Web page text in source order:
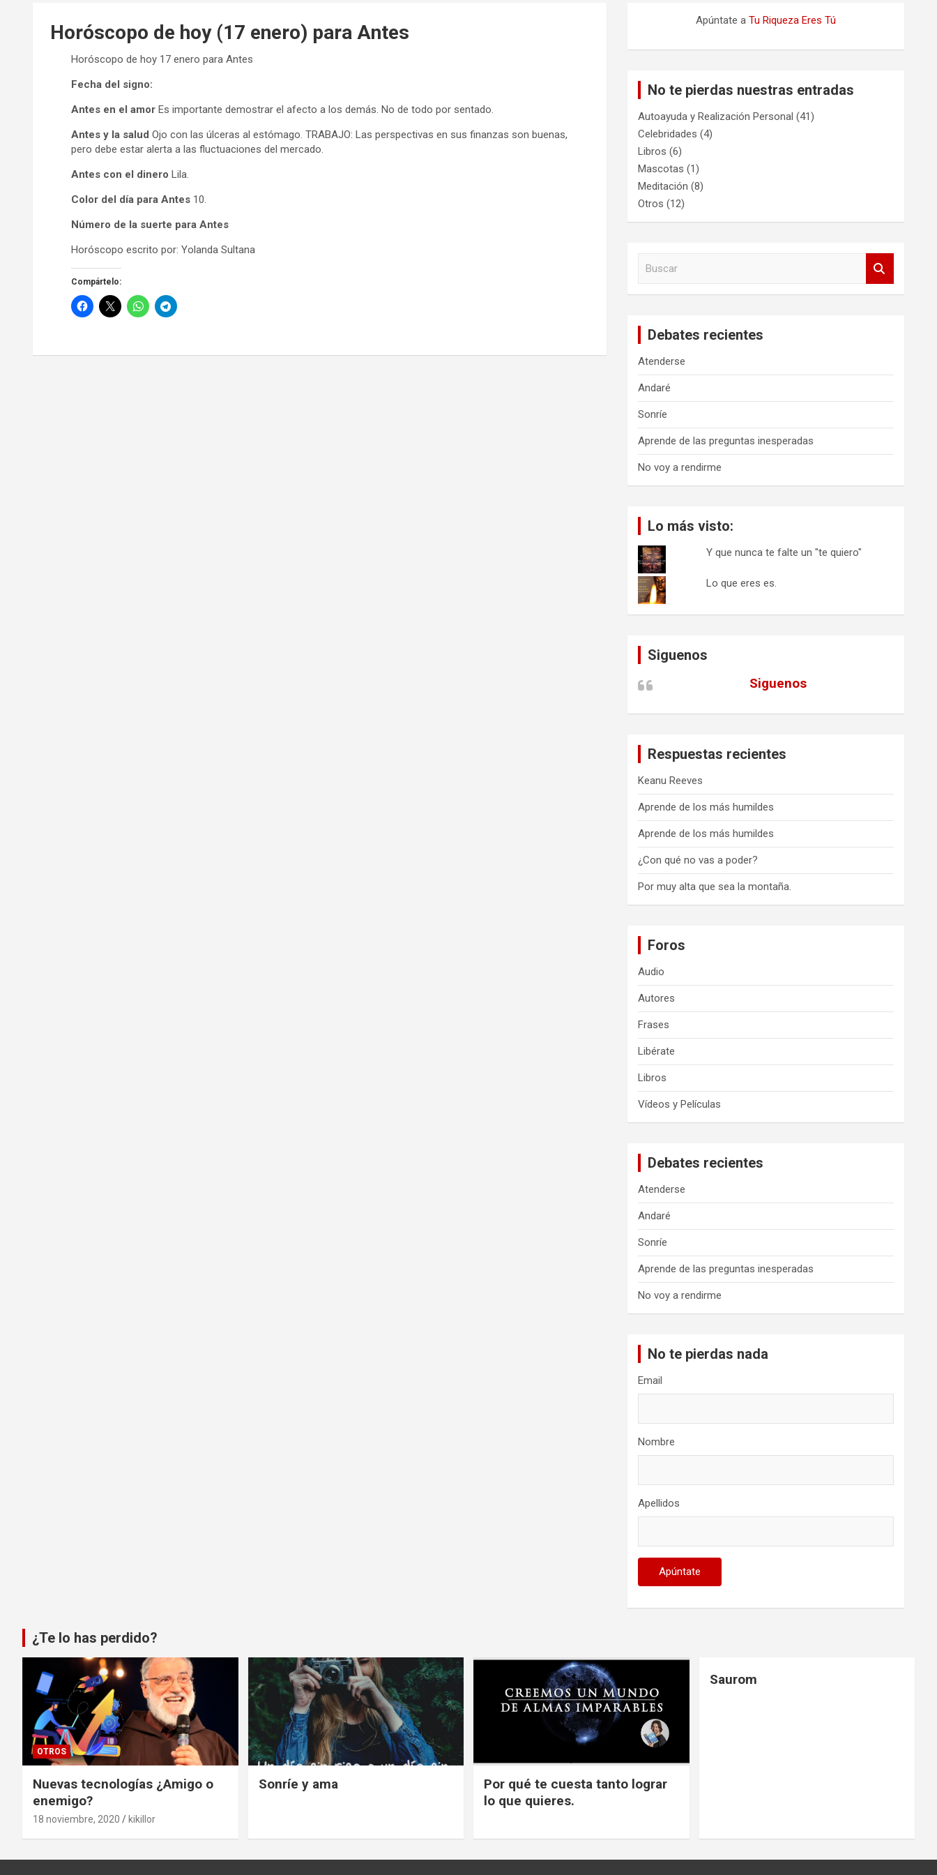
Horóscopo de hoy (17 enero) para Antes
Horóscopo de hoy 17 enero para Antes
Fecha del signo:
Antes en el amor Es importante demostrar el afecto a los demás. No de todo por sentado.
Antes y la salud Ojo con las úlceras al estómago. TRABAJO: Las perspectivas en sus finanzas son buenas,
pero debe estar alerta a las fluctuaciones del mercado.
Antes con el dinero Lila.
Color del día para Antes 10.
Número de la suerte para Antes
Horóscopo escrito por: Yolanda Sultana
Compártelo:
Apúntate aTu Riqueza Eres Tú
No te pierdas nuestras entradas
Autoayuda y Realización Personal (41)
Celebridades (4)
Libros (6)
Mascotas (1)
Meditación (8)
Otros (12)
Debates recientes
Atenderse
Andaré
Sonríe
Aprende de las preguntas inesperadas
No voy a rendirme
Lo más visto:
Y que nunca te falte un "te quiero"
Lo que eres es.
Siguenos
Siguenos
Respuestas recientes
Keanu Reeves
Aprende de los más humildes
Aprende de los más humildes
¿Con qué no vas a poder?
Por muy alta que sea la montaña.
Foros
Audio
Autores
Frases
Libérate
Libros
Vídeos y Películas
Debates recientes
Atenderse
Andaré
Sonríe
Aprende de las preguntas inesperadas
No voy a rendirme
No te pierdas nada
Email
Nombre
Apellidos
¿Te lo has perdido?
OTROS
Nuevas tecnologías ¿Amigo o
enemigo?
18 noviembre, 2020 kikillor
Sonríe y ama
Por qué te cuesta tanto lograr
lo que quieres.
Saurom